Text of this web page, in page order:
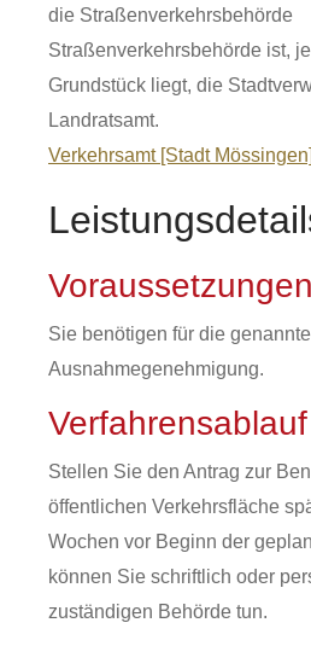
die Straßenverkehrsbehörde
Straßenverkehrsbehörde ist,
Grundstück liegt, die
Landratsamt.
Verkehrsamt [Stadt Mössingen]
Voraussetzungen
Sie benötigen für die
Ausnahmegenehmigung.
Verfahrensablauf
Stellen Sie den Antrag zur
öffentlichen Verkehrsfläche
Wochen vor Beginn der
können Sie schriftlich oder
zuständigen Behörde tun.